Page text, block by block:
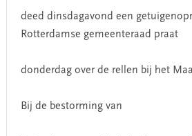
deed dinsdagavond een
Rotterdamse gemeenteraad praat
donderdag over de rellen bij het
Bij de bestorming van